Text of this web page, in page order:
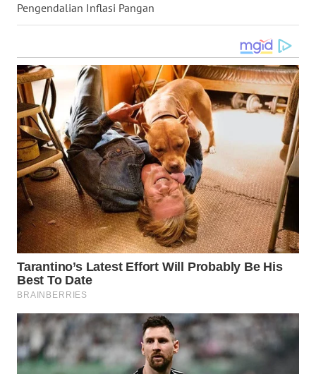
Pengendalian Inflasi Pangan
WN
KALTENG
WN
KALTARA
WN
KALSEL
WN
KALTIM
WN
SULSEL
WN
GORONTALO